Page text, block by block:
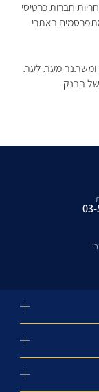
חברות כרטיסי
באתרי
ומשתנה מעת לעת
של הבנק
03-